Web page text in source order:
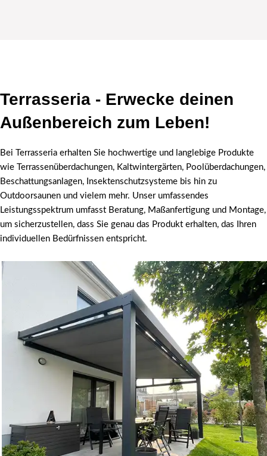
Terrasseria - Erwecke deinen
Außenbereich zum Leben!
Bei Terrasseria erhalten Sie hochwertige und langlebige Produkte
wie Terrassenüberdachungen, Kaltwintergärten, Poolüberdachungen,
Beschattungsanlagen, Insektenschutzsysteme bis hin zu
Outdoorsaunen und vielem mehr. Unser umfassendes
Leistungsspektrum umfasst Beratung, Maßanfertigung und Montage,
um sicherzustellen, dass Sie genau das Produkt erhalten, das Ihren
individuellen Bedürfnissen entspricht.